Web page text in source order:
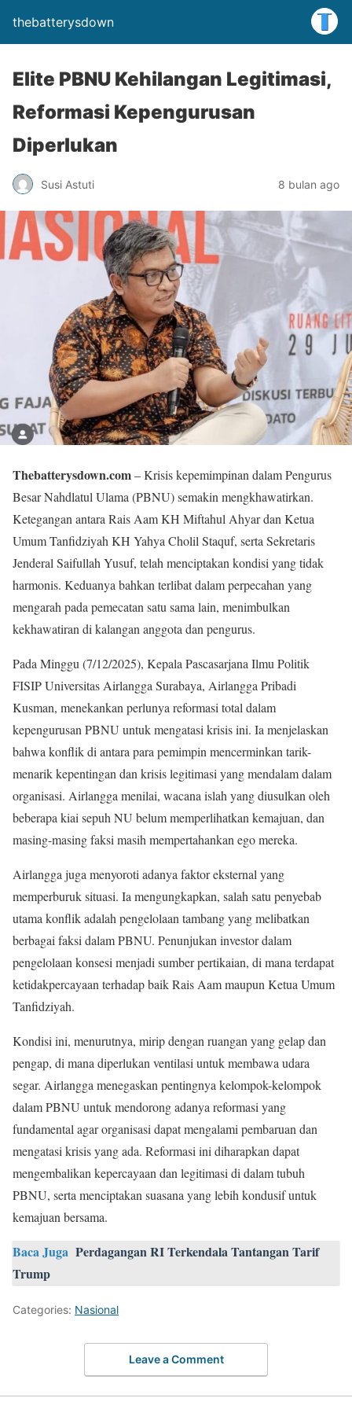
thebatterysdown
Elite PBNU Kehilangan Legitimasi,
Reformasi Kepengurusan
Diperlukan
Susi Astuti 8 bulan ago
Thebatterysdown.com– Krisis kepemimpinan dalam Pengurus
Besar Nahdlatul Ulama (PBNU) semakin mengkhawatirkan.
Ketegangan antara Rais Aam KH Miftahul Ahyar dan Ketua
Umum Tanfidziyah KH Yahya Cholil Staquf, serta Sekretaris
Jenderal Saifullah Yusuf, telah menciptakan kondisi yang tidak
harmonis. Keduanya bahkan terlibat dalam perpecahan yang
mengarah pada pemecatan satu sama lain, menimbulkan
kekhawatiran di kalangan anggota dan pengurus.
Pada Minggu (7/12/2025), Kepala Pascasarjana Ilmu Politik
FISIP Universitas Airlangga Surabaya, Airlangga Pribadi
Kusman, menekankan perlunya reformasi total dalam
kepengurusan PBNU untuk mengatasi krisis ini. Ia menjelaskan
bahwa konflik di antara para pemimpin mencerminkan tarik-
menarik kepentingan dan krisis legitimasi yang mendalam dalam
organisasi. Airlangga menilai, wacana islah yang diusulkan oleh
beberapa kiai sepuh NU belum memperlihatkan kemajuan, dan
masing-masing faksi masih mempertahankan ego mereka.
Airlangga juga menyoroti adanya faktor eksternal yang
memperburuk situasi. Ia mengungkapkan, salah satu penyebab
utama konflik adalah pengelolaan tambang yang melibatkan
berbagai faksi dalam PBNU. Penunjukan investor dalam
pengelolaan konsesi menjadi sumber pertikaian, di mana terdapat
ketidakpercayaan terhadap baik Rais Aam maupun Ketua Umum
Tanfidziyah.
Kondisi ini, menurutnya, mirip dengan ruangan yang gelap dan
pengap, di mana diperlukan ventilasi untuk membawa udara
segar. Airlangga menegaskan pentingnya kelompok-kelompok
dalam PBNU untuk mendorong adanya reformasi yang
fundamental agar organisasi dapat mengalami pembaruan dan
mengatasi krisis yang ada. Reformasi ini diharapkan dapat
mengembalikan kepercayaan dan legitimasi di dalam tubuh
PBNU, serta menciptakan suasana yang lebih kondusif untuk
kemajuan bersama.
Baca Juga Perdagangan RI Terkendala Tantangan Tarif
Trump
Categories: Nasional
Leave a Comment